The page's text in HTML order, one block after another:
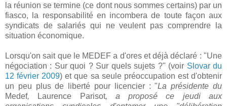
la réunion se termine (ce dont nous sommes certains) par un
fiasco, la responsabilité en incombera de toute façon aux
syndicats de salariés qui ne veulent pas comprendre la
situation économique.
Lorsqu'on sait que le MEDEF a d'ores et déjà déclaré : "Une
négociation : Sur quoi ? Sur quels sujets ?" (voir Slovar du
12 février 2009) et que sa seule préoccupation est d'obtenir
un peu plus de liberté pour licencier : "La présidente du
Medef, Laurence Parisot, a proposé ce jeudi aux